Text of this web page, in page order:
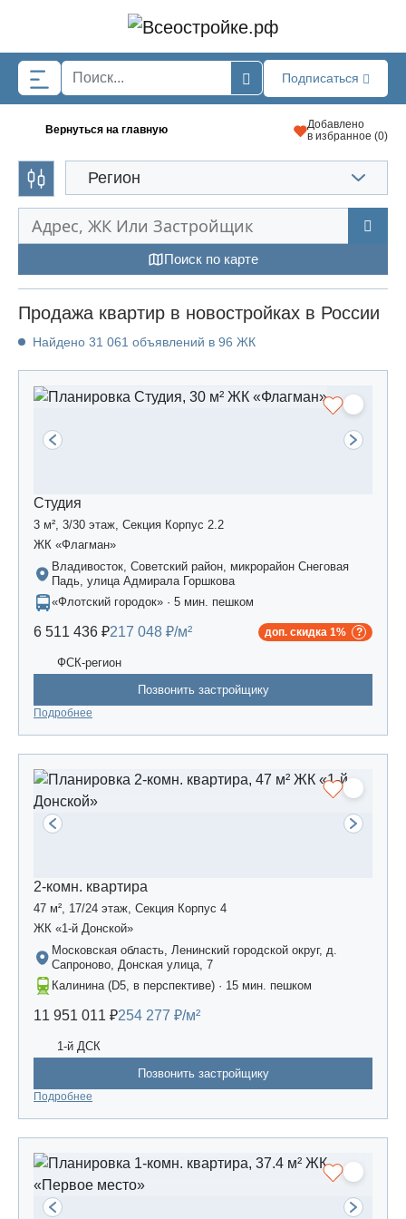
Подписаться
Вернуться на главную
Добавлено
в избранное (0)
Регион
Поиск по карте
Продажа квартир в новостройках в России
Найдено 31 061 объявлений в 96 ЖК
Студия
3 м², 3/30 этаж, Секция Корпус 2.2
ЖК «Флагман»
Владивосток, Советский район, микрорайон Снеговая
Падь, улица Адмирала Горшкова
«Флотский городок» · 5 мин. пешком
6 511 436 ₽217 048 ₽/м² доп. скидка 1%
ФСК-регион
Позвонить застройщику
Подробнее
2-комн. квартира
47 м², 17/24 этаж, Секция Корпус 4
ЖК «1-й Донской»
Московская область, Ленинский городской округ, д.
Сапроново, Донская улица, 7
Калинина (D5, в перспективе) · 15 мин. пешком
11 951 011 ₽254 277 ₽/м²
1-й ДСК
Позвонить застройщику
Подробнее